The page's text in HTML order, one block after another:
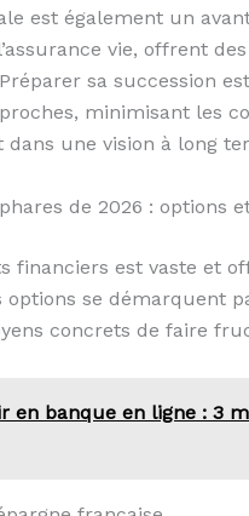
est également un
vie, offrent
sa succession
minimisant les
dans une vision à long
de 2026 : options
financiers est vaste et
options se démarquent
concrets de faire
en banque en ligne : 3